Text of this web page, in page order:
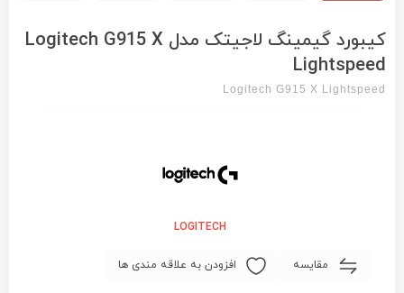
کیبورد گیمینگ لاجیتک مدل Logitech G915 X
Lightspeed
Logitech G915 X Lightspeed
LOGITECH
مقایسه افزودن به علاقه مندی ها